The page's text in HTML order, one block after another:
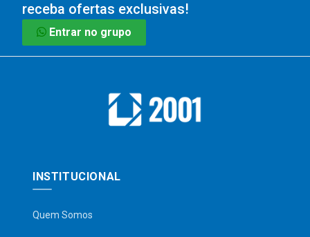
receba ofertas exclusivas!
Entrar no grupo
INSTITUCIONAL
Quem Somos